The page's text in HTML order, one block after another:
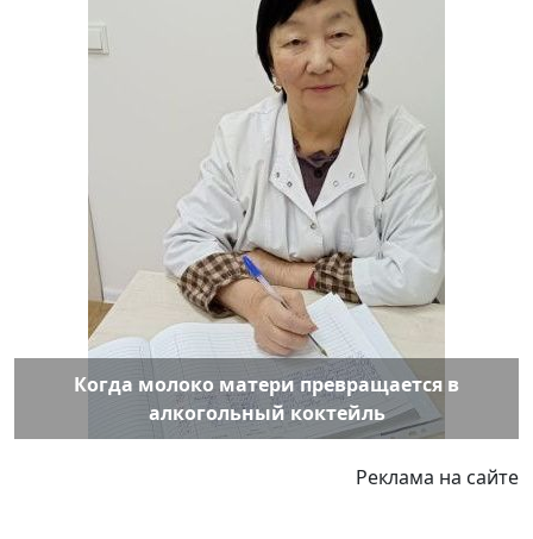
Когда молоко матери превращается в
алкогольный коктейль
Реклама на сайте